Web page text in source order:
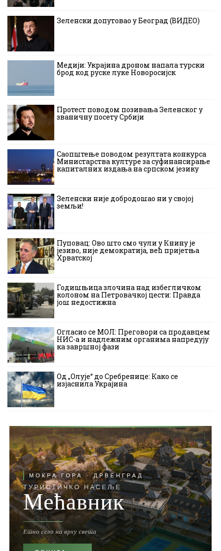
Зеленски допутовао у Београд (ВИДЕО)
Медији: Украјина дроном напала турски
брод код руске луке Новоросијск
Протест поводом позивања Зеленског у
званичну посету Србији
Саопштење поводом резултата конкурса
Министарства културе за суфинансирање
капиталних издања на српском језику
Зеленски није добродошао ни у својој
земљи!
Пуповац: Ово што смо чули у Книну је
језиво, није демократија, већ пријетња
Хрватској
Годишњица злочина над избегличком
колоном на Петровачкој цести: Правда
још недостижна
Огласио се МОЛ: Преговори са продавцем
НИС-а и надлежним органима напредују
ка завршној фази
Од „Олује“ до Сребренице: Како се
изјаснила Украјина